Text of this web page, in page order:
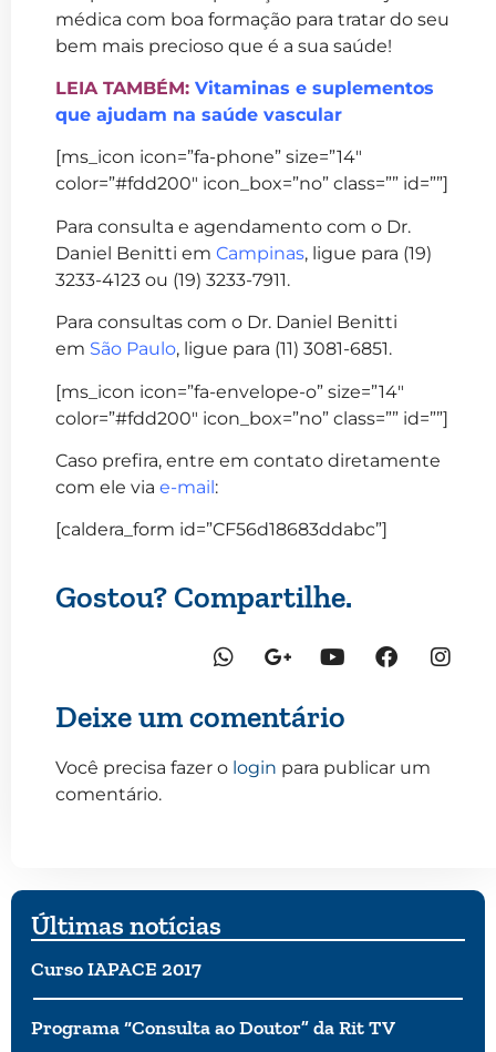
médica com boa formação para tratar do seu
bem mais precioso que é a sua saúde!
LEIA TAMBÉM: Vitaminas e suplementos
que ajudam na saúde vascular
[ms_icon icon=”fa-phone” size=”14″
color=”#fdd200″ icon_box=”no” class=”” id=””]
Para consulta e agendamento com o Dr.
Daniel Benitti em Campinas, ligue para (19)
3233-4123 ou (19) 3233-7911.
Para consultas com o Dr. Daniel Benitti
em São Paulo, ligue para (11) 3081-6851.
[ms_icon icon=”fa-envelope-o” size=”14″
color=”#fdd200″ icon_box=”no” class=”” id=””]
Caso prefira, entre em contato diretamente
com ele via e-mail:
[caldera_form id=”CF56d18683ddabc”]
Gostou? Compartilhe.
Deixe um comentário
Você precisa fazer o login para publicar um
comentário.
Últimas notícias
Curso IAPACE 2017
Programa “Consulta ao Doutor” da Rit TV